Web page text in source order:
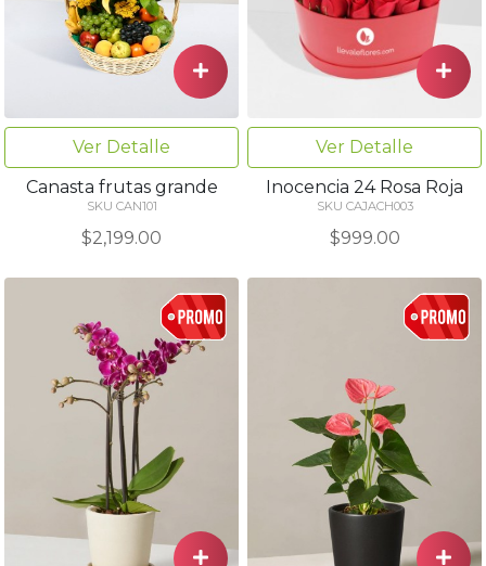
Ver Detalle
Canasta frutas grande
SKU CAN101
$2,199.00
Ver Detalle
Inocencia 24 Rosa Roja
SKU CAJACH003
$999.00